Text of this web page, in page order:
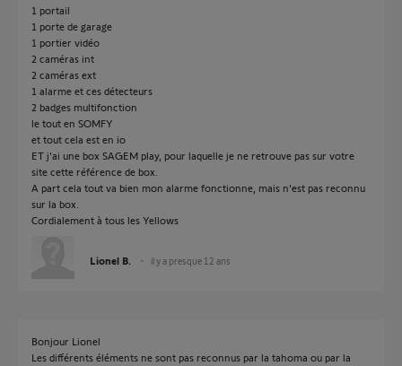
1 portail
1 porte de garage
1 portier vidéo
2 caméras int
2 caméras ext
1 alarme et ces détecteurs
2 badges multifonction
le tout en SOMFY
et tout cela est en io
ET j'ai une box SAGEM play, pour laquelle je ne retrouve pas sur votre
site cette référence de box.
A part cela tout va bien mon alarme fonctionne, mais n'est pas reconnu
sur la box.
Cordialement à tous les Yellows
Lionel B. il y a presque 12 ans
Bonjour Lionel
Les différents éléments ne sont pas reconnus par la tahoma ou par la